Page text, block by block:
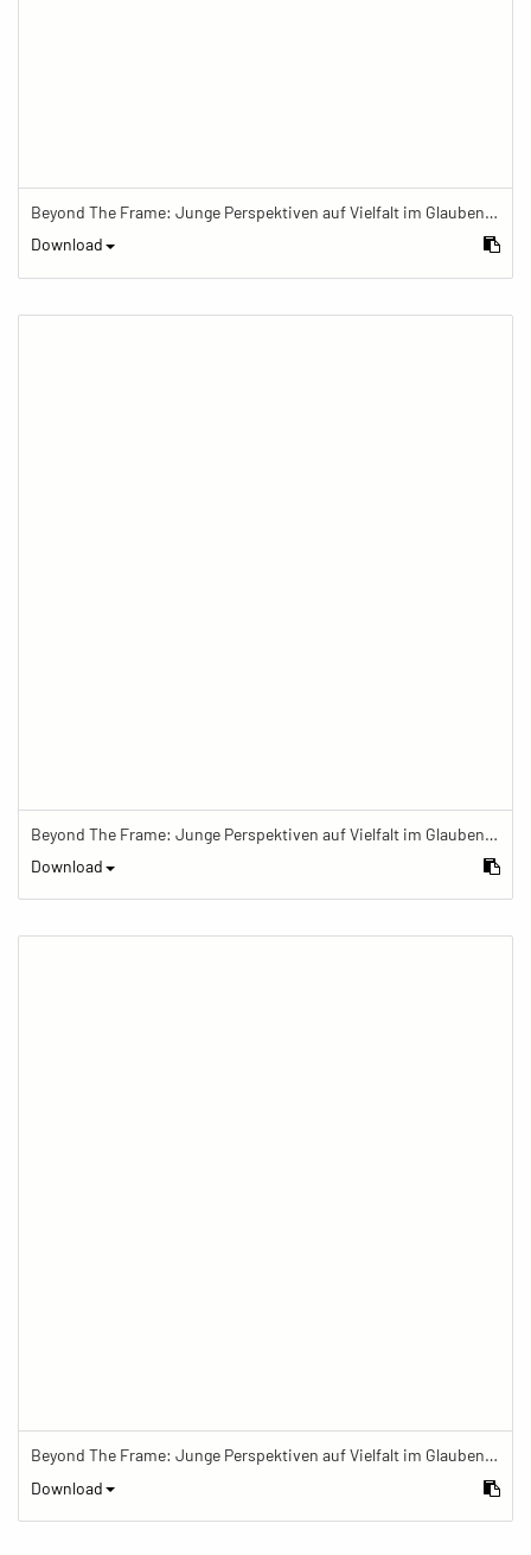
Beyond The Frame: Junge Perspektiven auf Vielfalt im Glauben - Meditation mit Gebetskette im Schreinraum
Download
Beyond The Frame: Junge Perspektiven auf Vielfalt im Glauben - Frau trägt Shorts, Mala und Segenarmband
Download
Beyond The Frame: Junge Perspektiven auf Vielfalt im Glauben - Frau mit Mala-Kette schreibt in Tagebuch
Download